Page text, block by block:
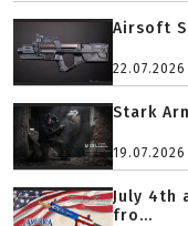
Airsoft
22.07.2026
Stark
19.07.2026
July 4th
fro...